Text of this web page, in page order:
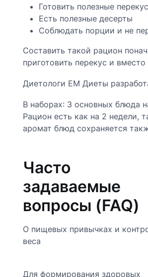
Готовить полезные
Есть полезные десерты
Соблюдать порции и не
Составить такой рацион
приготовить перекус и
Диетологи EM Диеты
В наборах: 3 основных блюда
Рацион есть как на 2 недели,
аромат блюд сохраняется
Часто
задаваемые
вопросы (FAQ)
О пищевых привычках и
веса
Для формирования здоровых